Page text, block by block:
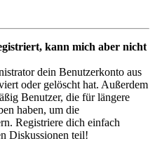
kann mich aber nicht
dein Benutzerkonto aus
oder gelöscht hat. Außerdem
Benutzer, die für längere
haben, um die
Registriere dich einfach
Diskussionen teil!